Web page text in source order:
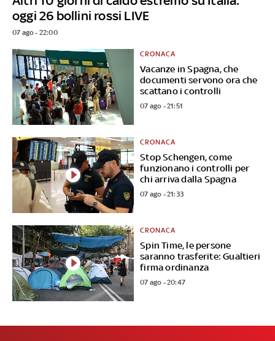
oggi 26 bollini rossi LIVE
07 ago - 22:00
Vacanze in Spagna, che
documenti servono ora che
scattano i controlli
CRONACA
07 ago - 21:51
Stop Schengen, come
funzionano i controlli per
chi arriva dalla Spagna
CRONACA
07 ago - 21:33
Spin Time, le persone
saranno trasferite: Gualtieri
firma ordinanza
CRONACA
07 ago - 20:47